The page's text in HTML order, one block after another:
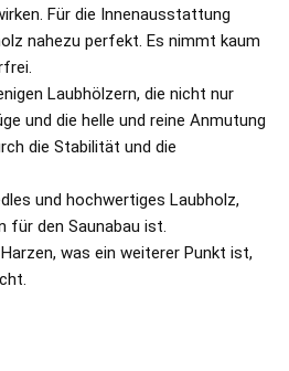
Für die Innenausstattung
nahezu perfekt. Es nimmt kaum
Laubhölzern, die nicht nur
und die helle und reine Anmutung
die Stabilität und die
und hochwertiges Laubholz,
für den Saunabau ist.
was ein weiterer Punkt ist,